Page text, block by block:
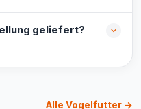
geliefert?
Alle Vogelfutter →